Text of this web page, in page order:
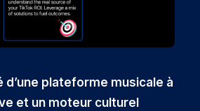
d’une plateforme musicale à
et un moteur culturel